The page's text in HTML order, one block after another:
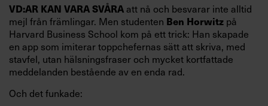
VD:AR KAN VARA SVÅRAatt nå och besvarar inte alltid
mejl från främlingar. Men studenten Ben Horwitz på
Harvard Business School kom på ett trick: Han skapade
en app som imiterar toppchefernas sätt att skriva, med
stavfel, utan hälsningsfraser och mycket kortfattade
meddelanden bestående av en enda rad.
Och det funkade: